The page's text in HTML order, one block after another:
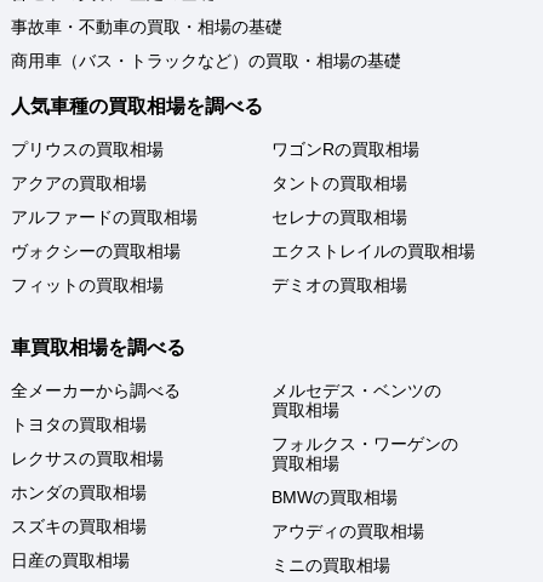
事故車・不動車の買取・相場の基礎
商用車（バス・トラックなど）の買取・相場の基礎
人気車種の買取相場を調べる
プリウスの買取相場
アクアの買取相場
アルファードの買取相場
ヴォクシーの買取相場
フィットの買取相場
ワゴンRの買取相場
タントの買取相場
セレナの買取相場
エクストレイルの買取相場
デミオの買取相場
車買取相場を調べる
全メーカーから調べる
トヨタの買取相場
レクサスの買取相場
ホンダの買取相場
スズキの買取相場
日産の買取相場
メルセデス・ベンツの
買取相場
フォルクス・ワーゲンの
買取相場
BMWの買取相場
アウディの買取相場
ミニの買取相場